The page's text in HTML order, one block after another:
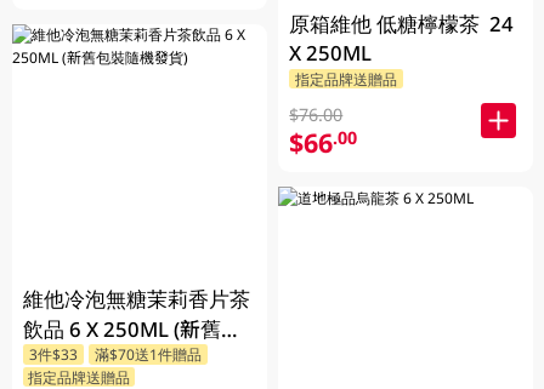
維他冷泡無糖茉莉香片茶
飲品 6 X 250ML (新舊包
裝隨機發貨)
3件$33
滿$70送1件贈品
指定品牌送贈品
原箱維他 低糖檸檬茶 24
X 250ML
指定品牌送贈品
$76.00
$66.00